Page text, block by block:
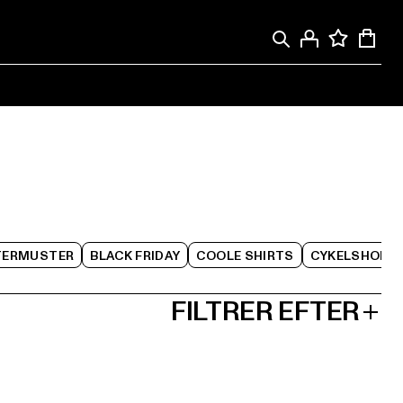
BLACK FRIDAY COOLE SHIRTS
FILTRER EFTER